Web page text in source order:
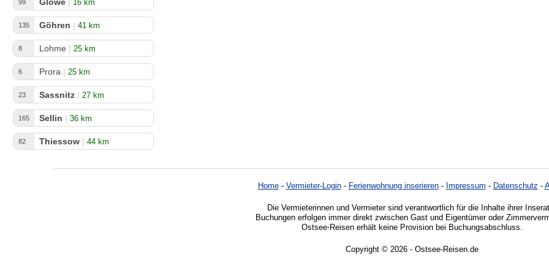
99 Glowe | 16 km
135 Göhren | 41 km
8 Lohme | 25 km
6 Prora | 25 km
23 Sassnitz | 27 km
165 Sellin | 36 km
82 Thiessow | 44 km
Home- Vermieter-Login- Ferienwohnung inserieren- Impressum - Datenschutz -
Die Vermieterinnen und Vermieter sind verantwortlich für die Inhalte ihrer
Buchungen erfolgen immer direkt zwischen Gast und Eigentümer oder
Ostsee-Reisen erhält keine Provision bei Buchungsabschluss.
Copyright © 2026 - Ostsee-Reisen.de